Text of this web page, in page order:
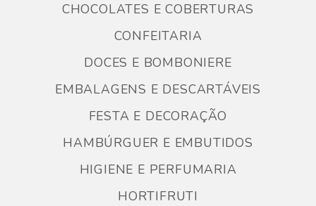
CHOCOLATES E COBERTURAS
CONFEITARIA
DOCES E BOMBONIERE
EMBALAGENS E DESCARTÁVEIS
FESTA E DECORAÇÃO
HAMBÚRGUER E EMBUTIDOS
HIGIENE E PERFUMARIA
HORTIFRUTI